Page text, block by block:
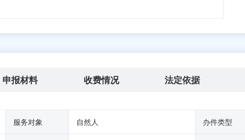
申报材料 收费情况 法定依据
服务对象 自然人 办件类型